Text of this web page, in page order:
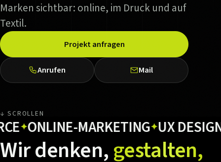
Marken sichtbar: online, im Druck und auf
Textil.
Projekt anfragen
Anrufen Mail
↓ SCROLLEN
ONLINE-MARKETING✦ UX DESIGN✦
Wirdenken,gestalten,